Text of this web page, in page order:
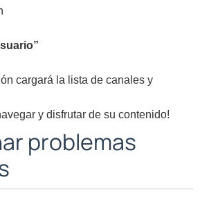
cargará la lista de canales y
y disfrutar de su contenido!
problemas